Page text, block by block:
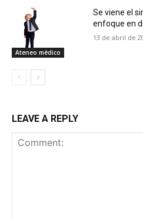
Ateneo médico
Se viene el
enfoque en
13 de abril de
LEAVE A REPLY